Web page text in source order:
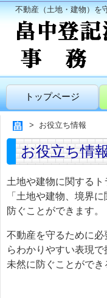
不動産（土地・建物）を
トップページ
お役立ち情報
お役立ち情
土地や建物に関する
「土地や建物、境界
防ぐことができます。
不動産を守るために
らわかりやすい表現
未然に防ぐことができ